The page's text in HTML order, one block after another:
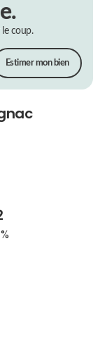
coup.
Estimer mon bien